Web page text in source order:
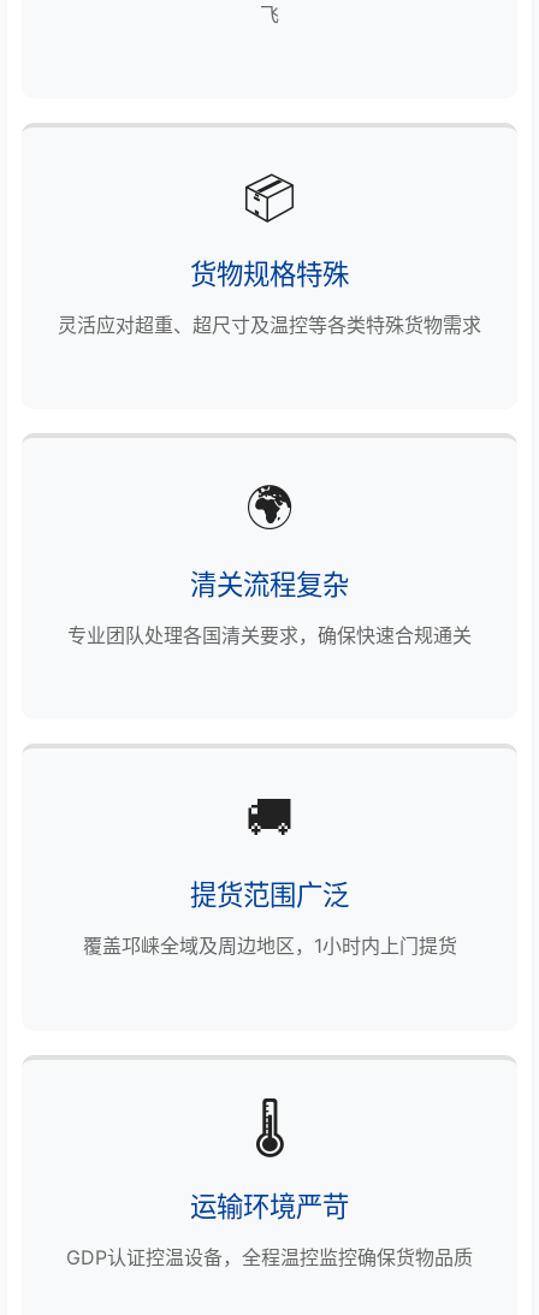
飞
📦
货物规格特殊
灵活应对超重、超尺寸及温控等各类特殊货物需求
🌍
清关流程复杂
专业团队处理各国清关要求，确保快速合规通关
🚚
提货范围广泛
覆盖邛崃全域及周边地区，1小时内上门提货
🌡️
运输环境严苛
GDP认证控温设备，全程温控监控确保货物品质